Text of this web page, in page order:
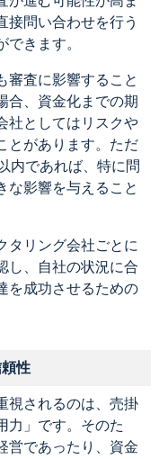
接問い合わせを行う
きます。
審査に影響すること
合、資金化までの期
社としてはリスクや
とがあります。ただ
内であれば、特に問
な影響を与えること
タリング会社ごとに
し、自社の状況に合
を成功させるための
性
視されるのは、売掛
力」です。そのた
営であったり、資金